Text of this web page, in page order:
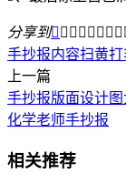
分享到       
手抄报内容扫黄打
上一篇
手抄报版面设计
化学老师手抄报
相关推荐